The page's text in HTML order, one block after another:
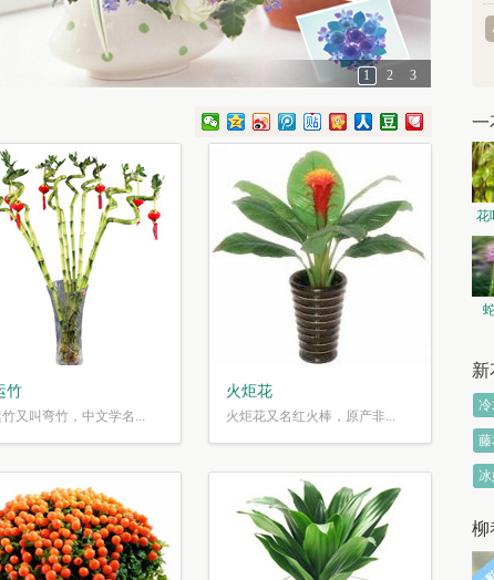
1 2 3
竹
又叫弯竹，中文学名...
火炬花
火炬花又名红火棒，原产非...
一
花
新
柳